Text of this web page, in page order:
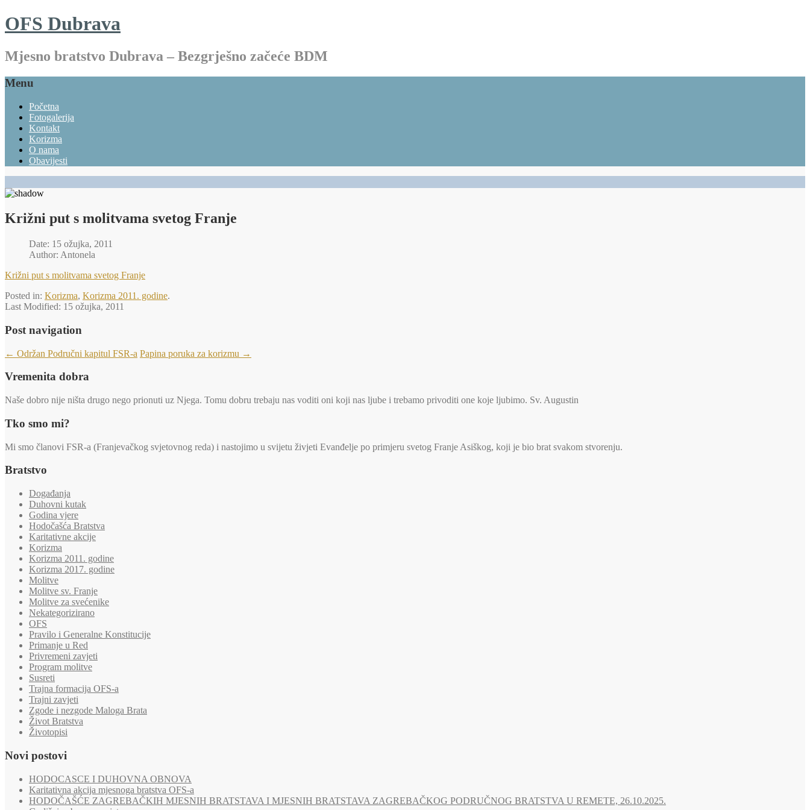
OFS Dubrava
Mjesno bratstvo Dubrava – Bezgrješno začeće BDM
Menu
Početna
Fotogalerija
Kontakt
Korizma
O nama
Obavijesti
Križni put s molitvama svetog Franje
Date: 15 ožujka, 2011
Author: Antonela
Križni put s molitvama svetog Franje
Posted in: Korizma, Korizma 2011. godine.
Last Modified: 15 ožujka, 2011
Post navigation
← Održan Područni kapitul FSR-a Papina poruka za korizmu →
Vremenita dobra
Naše dobro nije ništa drugo nego prionuti uz Njega. Tomu dobru trebaju nas voditi oni koji nas ljube i trebamo privoditi one koje ljubimo. Sv. Augustin
Tko smo mi?
Mi smo članovi FSR-a (Franjevačkog svjetovnog reda) i nastojimo u svijetu živjeti Evanđelje po primjeru svetog Franje Asiškog, koji je bio brat svakom stvorenju.
Bratstvo
Događanja
Duhovni kutak
Godina vjere
Hodočašća Bratstva
Karitativne akcije
Korizma
Korizma 2011. godine
Korizma 2017. godine
Molitve
Molitve sv. Franje
Molitve za svećenike
Nekategorizirano
OFS
Pravilo i Generalne Konstitucije
Primanje u Red
Privremeni zavjeti
Program molitve
Susreti
Trajna formacija OFS-a
Trajni zavjeti
Zgode i nezgode Maloga Brata
Život Bratstva
Životopisi
Novi postovi
HODOCASCE I DUHOVNA OBNOVA
Karitativna akcija mjesnoga bratstva OFS-a
HODOČAŠĆE ZAGREBAČKIH MJESNIH BRATSTAVA I MJESNIH BRATSTAVA ZAGREBAČKOG PODRUČNOG BRATSTVA U REMETE, 26.10.2025.